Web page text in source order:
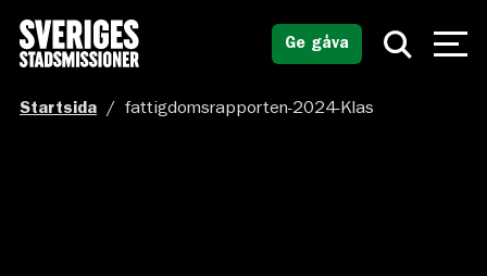
Ge gåva
Startsida / fattigdomsrapporten-2024-Klas